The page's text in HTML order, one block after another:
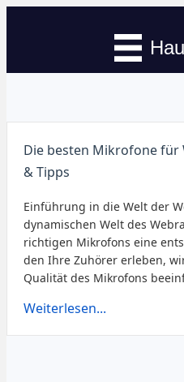
Die besten Mikrofone für
& Tipps
Einführung in die Welt der
dynamischen Welt des
richtigen Mikrofons eine
den Ihre Zuhörer erleben,
Qualität des Mikrofons
Weiterlesen...